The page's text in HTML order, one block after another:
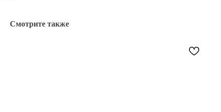
Смотрите также